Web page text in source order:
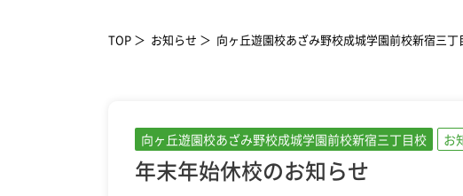
TOP お知らせ 向ヶ丘遊園校あざみ野校成城学園前校新宿三丁
向ヶ丘遊園校あざみ野校成城学園前校新宿三丁目校 お
年末年始休校のお知らせ